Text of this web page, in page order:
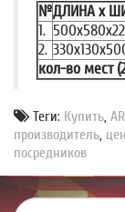
№ДЛИНА x
1.
2.
кол-во мест
Теги: Купить,
производитель,
посредников